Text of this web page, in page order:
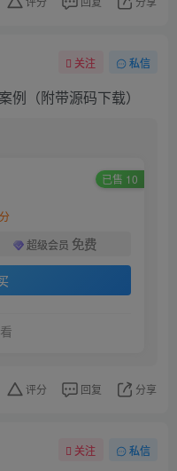
关注 私信
例（附带源码下载）
已售 10
超级会员 免费
评分 回复 分享
关注 私信